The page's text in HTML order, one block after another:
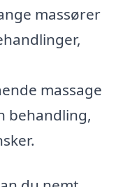
massører
massage
behandling,